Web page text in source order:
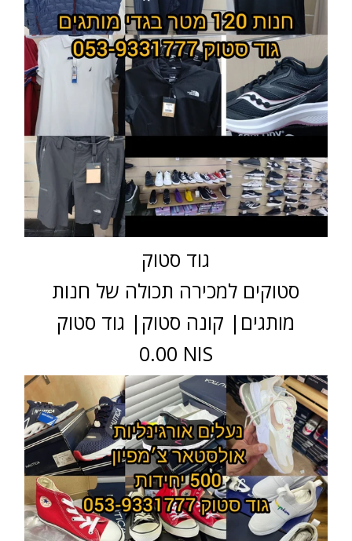
גוד סטוק
סטוקים למכירה תכולה של חנות
מותגים| קונה סטוק| גוד סטוק
0.00 NIS